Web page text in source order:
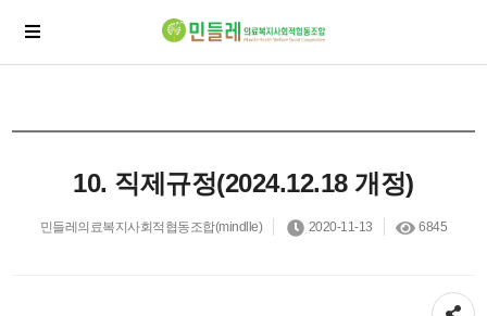
10. 직제규정(2024.12.18 개정)
민들레의료복지사회적협동조합(mindlle) 2020-11-13 6845
공유하기